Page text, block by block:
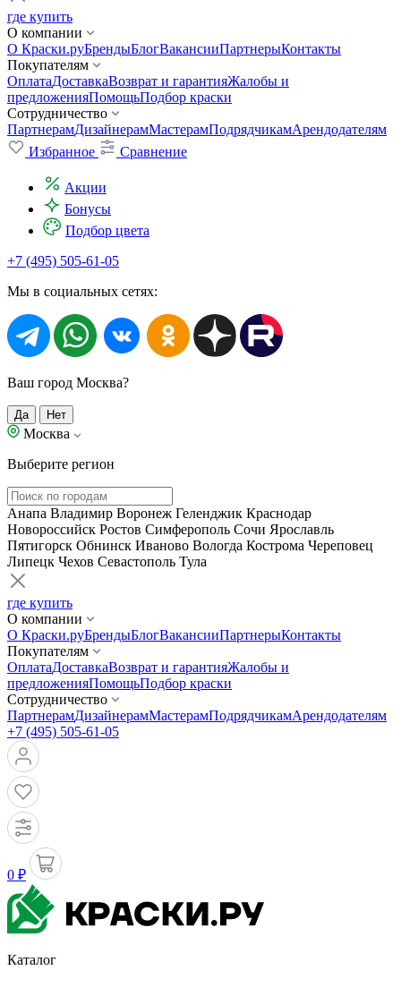
где купить
О компании
О Краски.руБрендыБлогВакансииПартнерыКонтакты
Покупателям
ОплатаДоставкаВозврат и гарантияЖалобы и
предложенияПомощьПодбор краски
Сотрудничество
ПартнерамДизайнерамМастерамПодрядчикамАрендодателям
Избранное
Сравнение
Акции
Бонусы
Подбор цвета
+7 (495) 505-61-05
Мы в социальных сетях:
Ваш город Москва?
Да Нет
Москва
Выберите регион
Анапа Владимир Воронеж Геленджик Краснодар
Новороссийск Ростов Симферополь Сочи Ярославль
Пятигорск Обнинск Иваново Вологда Кострома Череповец
Липецк Чехов Севастополь Тула
где купить
О компании
О Краски.руБрендыБлогВакансииПартнерыКонтакты
Покупателям
ОплатаДоставкаВозврат и гарантияЖалобы и
предложенияПомощьПодбор краски
Сотрудничество
ПартнерамДизайнерамМастерамПодрядчикамАрендодателям
+7 (495) 505-61-05
0 ₽
Каталог